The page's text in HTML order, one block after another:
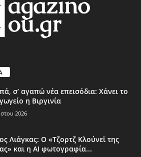
σ’ αγαπώ νέα επεισόδια: Χάνει το
η Βιργινία
2026
Λιάγκας: Ο «Τζορτζ Κλούνεϊ της
και η AI φωτογραφία...